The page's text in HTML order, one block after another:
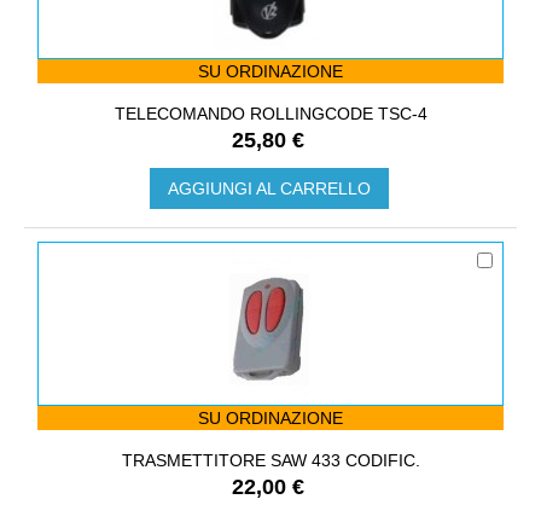
SU ORDINAZIONE
TELECOMANDO ROLLINGCODE TSC-4
25,80 €
AGGIUNGI AL CARRELLO
SU ORDINAZIONE
TRASMETTITORE SAW 433 CODIFIC.
22,00 €